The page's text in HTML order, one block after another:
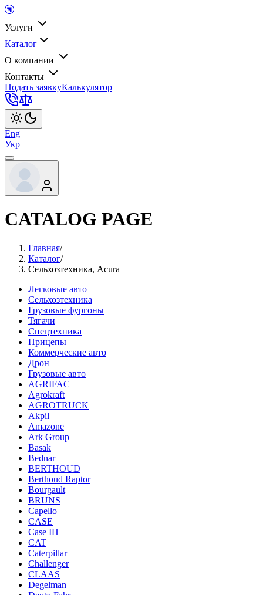
Услуги
Каталог
О компании
Контакты
Подать заявкуКалькулятор
Eng
Укр
CATALOG PAGE
Главная/
Каталог/
Сельхозтехника, Acura
Легковые авто
Сельхозтехника
Грузовые фургоны
Тягачи
Спецтехника
Прицепы
Коммерческие авто
Дрон
Грузовые авто
AGRIFAC
Agrokraft
AGROTRUCK
Akpil
Amazone
Ark Group
Basak
Bednar
BERTHOUD
Berthoud Raptor
Bourgault
BRUNS
Capello
CASE
Case IH
CAT
Caterpillar
Challenger
CLAAS
Degelman